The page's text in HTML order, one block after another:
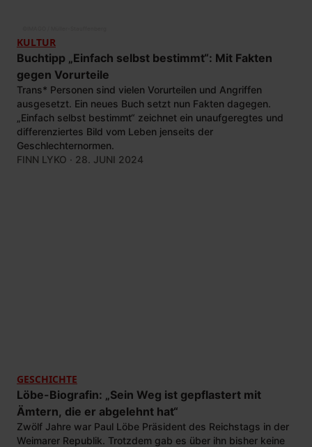
KULTUR
Buchtipp „Einfach selbst bestimmt“: Mit Fakten
gegen Vorurteile
Trans* Personen sind vielen Vorurteilen und Angriffen
ausgesetzt. Ein neues Buch setzt nun Fakten dagegen.
„Einfach selbst bestimmt“ zeichnet ein unaufgeregtes und
differenziertes Bild vom Leben jenseits der
Geschlechternormen.
FINN LYKO · 28. JUNI 2024
GESCHICHTE
Löbe-Biografin: „Sein Weg ist gepflastert mit
Ämtern, die er abgelehnt hat“
Zwölf Jahre war Paul Löbe Präsident des Reichstags in der
Weimarer Republik. Trotzdem gab es über ihn bisher keine